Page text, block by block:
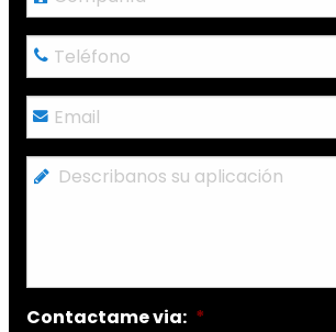
Teléfono
Email *
Describanos
su
Contactame via: *